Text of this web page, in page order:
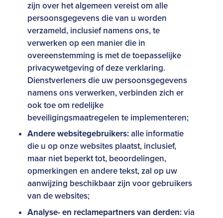
zijn over het algemeen vereist om alle
persoonsgegevens die van u worden
verzameld, inclusief namens ons, te
verwerken op een manier die in
overeenstemming is met de toepasselijke
privacywetgeving of deze verklaring.
Dienstverleners die uw persoonsgegevens
namens ons verwerken, verbinden zich er
ook toe om redelijke
beveiligingsmaatregelen te implementeren;
Andere websitegebruikers:alle informatie
die u op onze websites plaatst, inclusief,
maar niet beperkt tot, beoordelingen,
opmerkingen en andere tekst, zal op uw
aanwijzing beschikbaar zijn voor gebruikers
van de websites;
Analyse- en reclamepartners van derden:via